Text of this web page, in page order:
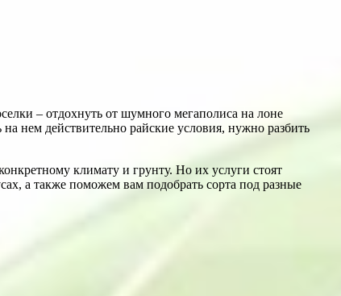
– отдохнуть от шумного мегаполиса на лоне
нем действительно райские условия, нужно разбить
климату и грунту. Но их услуги стоят
а также поможем вам подобрать сорта под разные